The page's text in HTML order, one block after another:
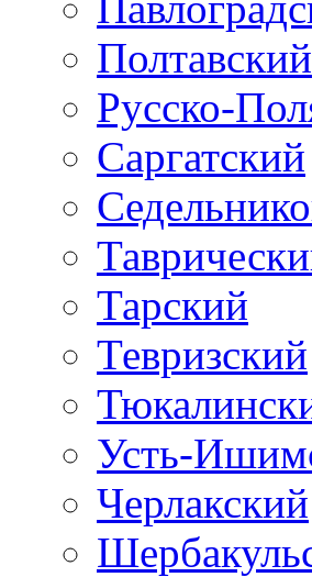
Полтавский
Русско-
Саргатский
Тарский
Тевризский
Усть-
Черлакский